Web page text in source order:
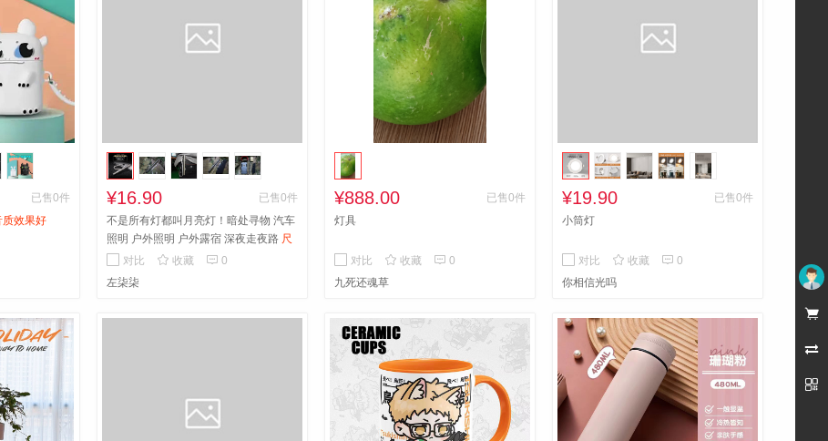
未登录



已售0件
质效果好
¥16.90
已售0件
不是所有灯都叫月亮灯！暗处寻物 汽车
照明 户外照明 户外露宿 深夜走夜路 尺
寸：13*1cm 便携强光迷你led小手电筒
防水充电版 骑行灯 迷你款902月亮灯 不
对比  收藏  0
左柒柒
¥888.00
已售0件
灯具
对比  收藏  0
九死还魂草
¥19.90
已售0件
小筒灯
对比  收藏  0
你相信光吗